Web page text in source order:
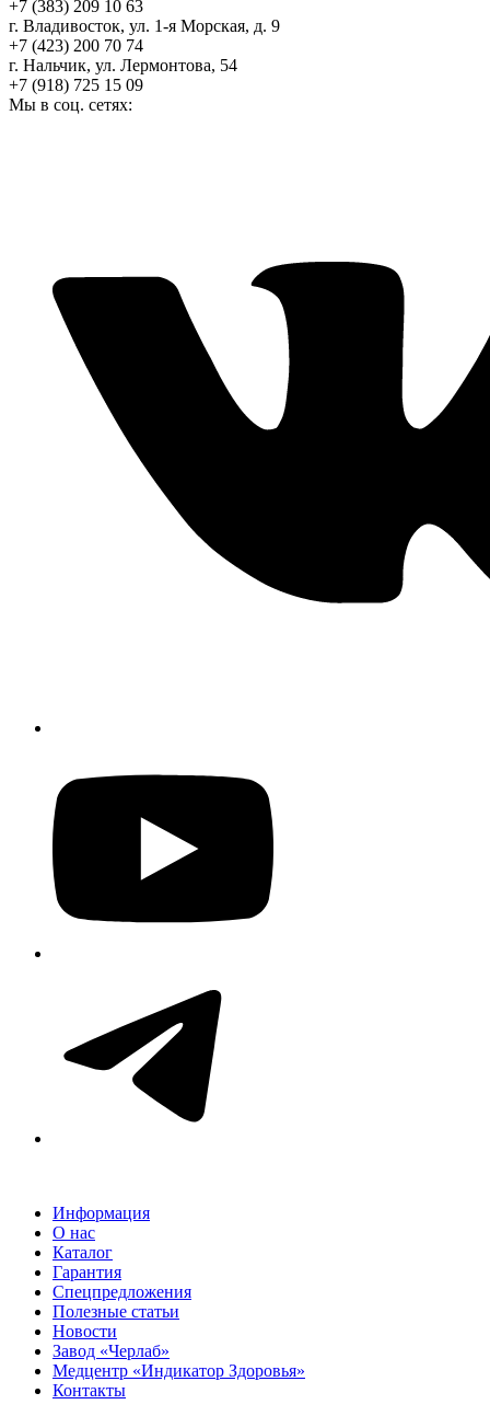
+7 (383) 209 10 63
г. Владивосток, ул. 1-я Морская, д. 9
+7 (423) 200 70 74
г. Нальчик, ул. Лермонтова, 54
+7 (918) 725 15 09
Мы в соц. сетях:
Информация
О нас
Каталог
Гарантия
Спецпредложения
Полезные статьи
Новости
Завод «Черлаб»
Медцентр «Индикатор Здоровья»
Контакты